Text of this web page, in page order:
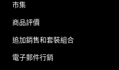
市集
商品評價
追加銷售和套裝組合
電子郵件行銷